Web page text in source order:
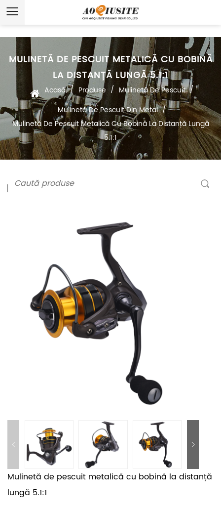
MULINETĂ DE PESCUIT METALICĂ CU BOBINĂ
LA DISTANȚĂ LUNGĂ 5.1:1
Acasă / Produse / Mulinetă De Pescuit /
Mulinetă De Pescuit Din Metal /
Mulinetă De Pescuit Metalică Cu Bobină La Distanță Lungă
5.1:1
Mulinetă de pescuit metalică cu bobină la distanță
lungă 5.1:1